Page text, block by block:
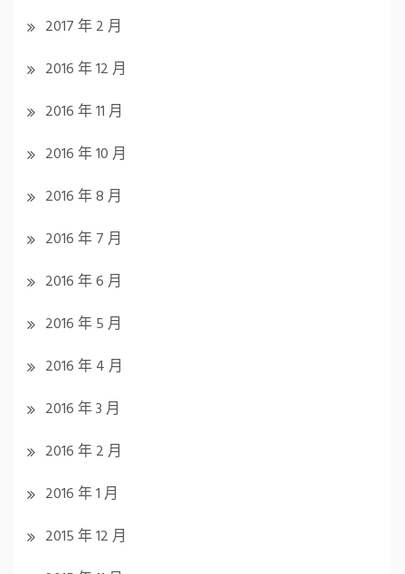
2017 年 2 月
2016 年 12 月
2016 年 11 月
2016 年 10 月
2016 年 8 月
2016 年 7 月
2016 年 6 月
2016 年 5 月
2016 年 4 月
2016 年 3 月
2016 年 2 月
2016 年 1 月
2015 年 12 月